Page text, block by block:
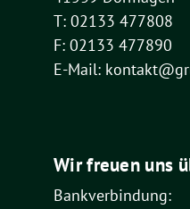
T: 02133 477808
F: 02133 477890
E-Mail:
Wir freuen uns
Bankverbindung: